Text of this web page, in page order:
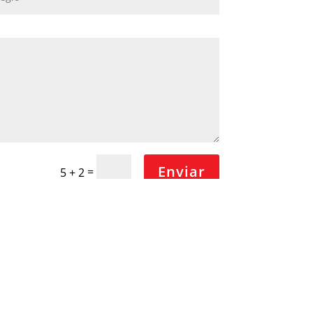
5 + 2 = Enviar